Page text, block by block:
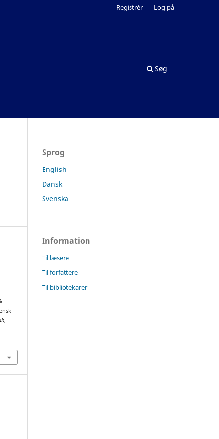
Søg
Registrér Log på
,
Sprog
English
Dansk
Svenska
Information
Til læsere
Til forfattere
Til bibliotekarer